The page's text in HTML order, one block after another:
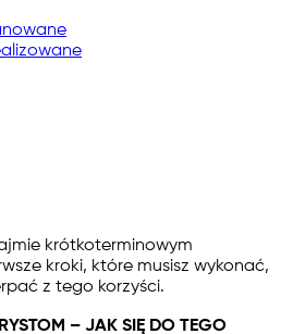
krótkoterminowym
kroki, które musisz wykonać,
z tego korzyści.
– JAK SIĘ DO TEGO